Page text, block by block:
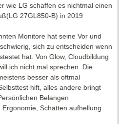
wie LG schaffen es nichtmal einen
27GL850-B) in 2019
Monitore hat seine Vor und
sich zu entscheiden wenn
hat. Von Glow, Cloudbildung
ich nicht mal sprechen. Die
besser als oftmal
hift, alles andere bringt
Belangen
Schatten aufhellung